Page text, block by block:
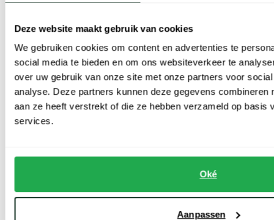
Deze website maakt gebruik van cookies
We gebruiken cookies om content en advertenties te
social media te bieden en om ons websiteverkeer te
over uw gebruik van onze site met onze partners voor
analyse. Deze partners kunnen deze gegevens combineren
aan ze heeft verstrekt of die ze hebben verzameld op basis
services.
Oké
Aanpassen
modellen zijn gemaakt van katoen of cotton jersey. Dat voelt zacht
en ademt goed. Geschikt voor dagelijks gebruik, ook in witte en
lichte kleuren en tinten.
Ralph Lauren gebruikt daarnaast stretch en mesh in hoge kwaliteit.
Dat biedt extra bewegingsvrijheid bij slim fit. Of het voelt luchtiger
van het merk.
De kwaliteit van een T shirt